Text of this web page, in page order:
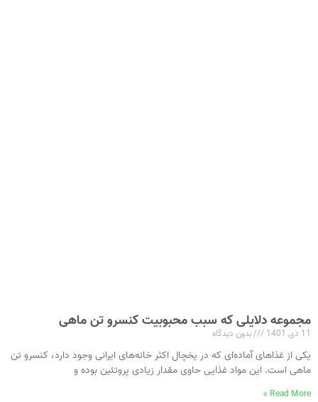
مجموعه دلایلی که سبب محبوبیت کنسرو تن ماهی
11 دی 1401 بدون دیدگاه
یکی از غذاهای آماده‌ای که در یخچال اکثر خانه‌های ایرانی وجود دارد، کنسرو تن
ماهی است. این مواد غذایی حاوی مقدار زیادی پروتئین بوده و
Read More »